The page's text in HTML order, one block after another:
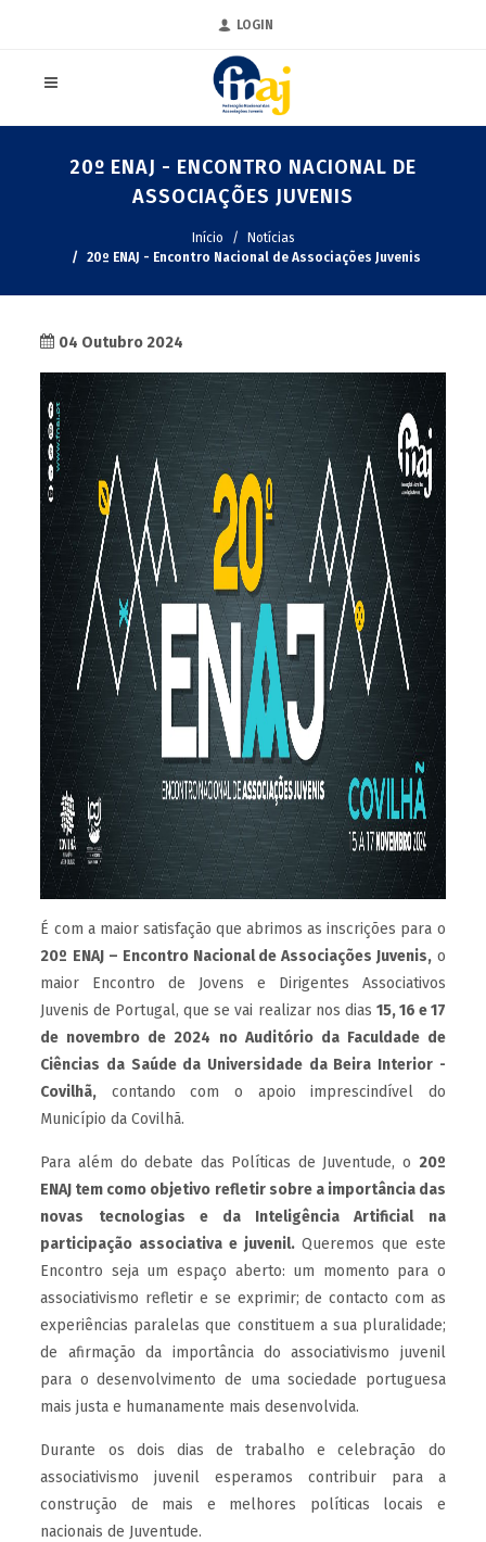
LOGIN
20º ENAJ - ENCONTRO NACIONAL DE
ASSOCIAÇÕES JUVENIS
Início
Notícias
20º ENAJ - Encontro Nacional de Associações Juvenis
04 Outubro 2024
É com a maior satisfação que abrimos as inscrições para o
20º ENAJ – Encontro Nacional de Associações Juvenis,o
maior Encontro de Jovens e Dirigentes Associativos
Juvenis de Portugal, que se vai realizar nos dias 15, 16 e 17
de novembro de 2024 no Auditório da Faculdade de
Ciências da Saúde da Universidade da Beira Interior -
Covilhã, contando com o apoio imprescindível do
Município da Covilhã.
Para além do debate das Políticas de Juventude, o 20º
ENAJ tem como objetivo refletir sobre a importância das
novas tecnologias e da Inteligência Artificial na
participação associativa e juvenil.Queremos que este
Encontro seja um espaço aberto: um momento para o
associativismo refletir e se exprimir; de contacto com as
experiências paralelas que constituem a sua pluralidade;
de afirmação da importância do associativismo juvenil
para o desenvolvimento de uma sociedade portuguesa
mais justa e humanamente mais desenvolvida.
Durante os dois dias de trabalho e celebração do
associativismo juvenil esperamos contribuir para a
construção de mais e melhores políticas locais e
nacionais de Juventude.